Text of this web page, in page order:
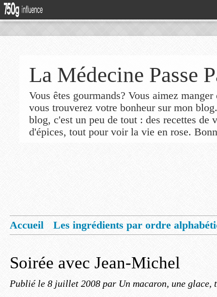
La Médecine Passe
Vous êtes gourmands? Vous aimez
vous trouverez votre bonheur sur mon
blog, c'est un peu de tout : des recettes de
d'épices, tout pour voir la vie en rose.
Accueil
Les ingrédients par ordre
Soirée avec Jean-Michel
Publié le 8 juillet 2008 par Un macaron, une glace,